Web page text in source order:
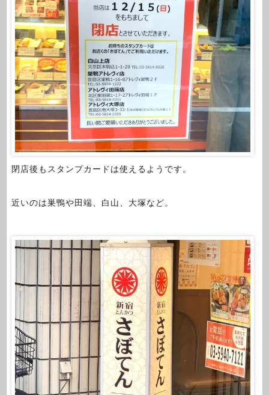
閉店後もスタンプカードは使えるようです。
近いのは巣鴨や田端、白山、大塚など。